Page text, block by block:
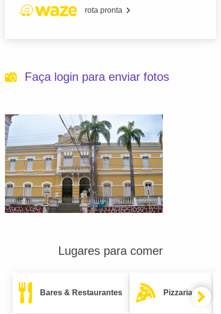
rota pronta
Faça login para enviar fotos
Lugares para comer
Bares & Restaurantes Pizzarias